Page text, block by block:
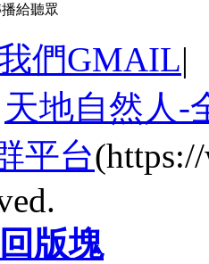
給聽眾
們GMAIL|
天地自然人-
平台
版塊